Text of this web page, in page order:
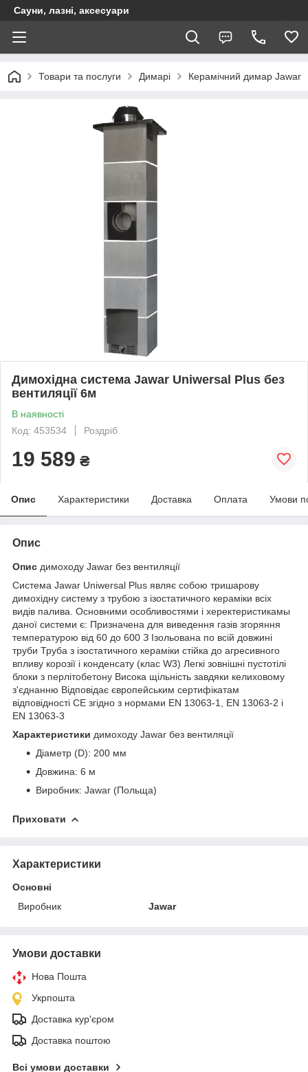
Сауни, лазні, аксесуари
Товари та послуги Димарі Керамічний димар Jawar
Димохідна система Jawar Uniwersal Plus без
вентиляції 6м
В наявності
Код: 453534
Роздріб
19 589 ₴
Опис Характеристики Доставка Оплата Умови
Опис
Опис димоходу Jawar без вентиляції
Система Jawar Uniwersal Plus являє собою тришарову
димохідну систему з трубою з ізостатичного кераміки всіх
видів палива. Основними особливостями і херектеристикамы
даної системи є: Призначена для виведення газів згоряння
температурою від 60 до 600 З Ізольована по всій довжині
труби Труба з ізостатичного кераміки стійка до агресивного
впливу корозії і конденсату (клас W3) Легкі зовнішні пустотілі
блоки з перлітобетону Висока щільність завдяки келиховому
з'єднанню Відповідає європейським сертифікатам
відповідності СЕ згідно з нормами EN 13063-1, EN 13063-2 і
EN 13063-3
Характеристики димоходу Jawar без вентиляції
Діаметр (D): 200 мм
Довжина: 6 м
Виробник: Jawar (Польща)
Приховати
Характеристики
Основні
Виробник
Jawar
Умови доставки
Нова Пошта
Укрпошта
Доставка кур'єром
Доставка поштою
Всі умови доставки